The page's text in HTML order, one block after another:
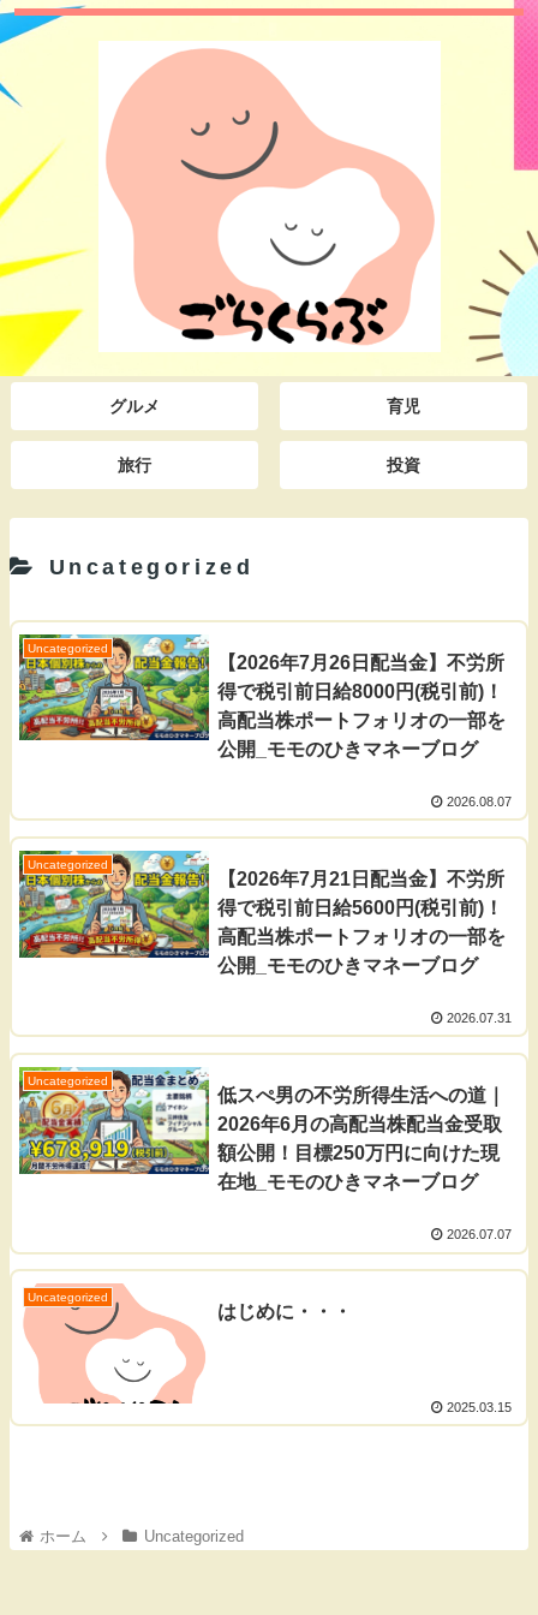
グルメ 育児
旅行 投資
Uncategorized
Uncategorized
【2026年7月26日配当金】不労所
得で税引前日給8000円(税引前)！
高配当株ポートフォリオの一部を
公開_モモのひきマネーブログ
2026.08.07
Uncategorized
【2026年7月21日配当金】不労所
得で税引前日給5600円(税引前)！
高配当株ポートフォリオの一部を
公開_モモのひきマネーブログ
2026.07.31
Uncategorized
低スぺ男の不労所得生活への道｜
2026年6月の高配当株配当金受取
額公開！目標250万円に向けた現
在地_モモのひきマネーブログ
2026.07.07
Uncategorized
はじめに・・・
2025.03.15
ホーム Uncategorized